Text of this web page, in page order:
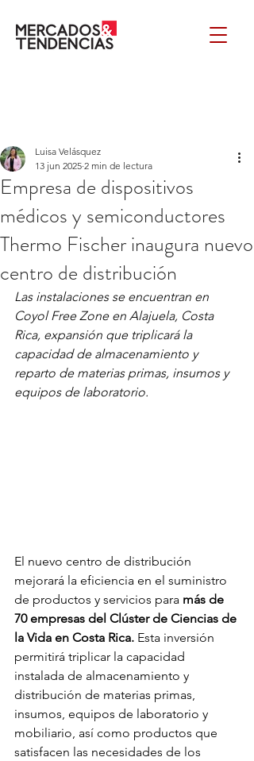
Empresa de dispositivos
médicos y semiconductores
Thermo Fischer inaugura nuevo
centro de distribución
Luisa Velásquez
13 jun 2025 2 min de lectura
Las instalaciones se encuentran en
Coyol Free Zone en Alajuela, Costa
Rica, expansión que triplicará la
capacidad de almacenamiento y
reparto de materias primas, insumos y
equipos de laboratorio.
El nuevo centro de distribución
mejorará la eficiencia en el suministro
de productos y servicios para más de
70 empresas del Clúster de Ciencias de
la Vida en Costa Rica. Esta inversión
permitirá triplicar la capacidad
instalada de almacenamiento y
distribución de materias primas,
insumos, equipos de laboratorio y
mobiliario, así como productos que
satisfacen las necesidades de los